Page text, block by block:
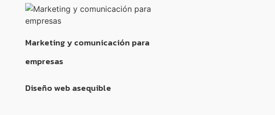
Marketing y comunicación para
empresas
Diseño web asequible